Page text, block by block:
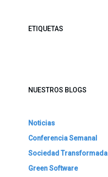
ETIQUETAS
NUESTROS BLOGS
Noticias
Conferencia Semanal
Sociedad Transformada
Green Software